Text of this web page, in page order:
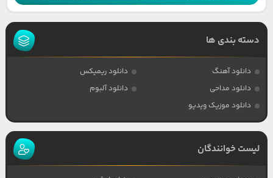
دسته بندی ها
دانلود آهنگ
دانلود ریمیکس
دانلود مداحی
دانلود آلبوم
دانلود موزیک ویدیو
لیست خوانندگان